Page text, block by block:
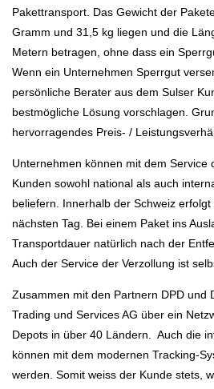
Pakettransport. Das Gewicht der
Gramm und 31,5 kg liegen und die
Metern betragen, ohne dass ein
Wenn ein Unternehmen Sperrgut
persönliche Berater aus dem Sulser
bestmögliche Lösung vorschlagen.
hervorragendes Preis- /
Unternehmen können mit dem Service
Kunden sowohl national als auch
beliefern. Innerhalb der Schweiz
nächsten Tag. Bei einem Paket ins
Transportdauer natürlich nach der
Auch der Service der Verzollung ist
Zusammen mit den Partnern DPD und
Trading und Services AG über ein
Depots in über 40 Ländern. Auch die
können mit dem modernen Tracking-
werden. Somit weiss der Kunde stets,